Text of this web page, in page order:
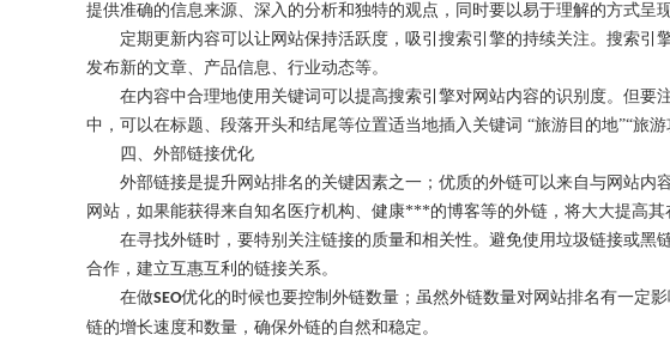
提供准确的信息来源、深入的分析和独特的观点，同时要以易于理解的方式呈现
定期更新内容可以让网站保持活跃度，吸引搜索引擎的持续关注。搜索
发布新的文章、产品信息、行业动态等。
在内容中合理地使用关键词可以提高搜索引擎对网站内容的识别度。但
中，可以在标题、段落开头和结尾等位置适当地插入关键词 “旅游目的地”“旅
四、外部链接优化
外部链接是提升网站排名的关键因素之一 ； 优质的外链可以来自与网站内
网站，如果能获得来自知名医疗机构、健康***的博客等的外链，将大大提高其
在寻找外链时，要特别关注链接的质量和相关性。避免使用垃圾链接或
合作，建立互惠互利的链接关系。
在做SEO优化的时候也要控制外链数量 ； 虽然外链数量对网站排名有一定
链的增长速度和数量，确保外链的自然和稳定。